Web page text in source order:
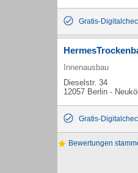
Gratis-
Innenausbau
Dieselstr. 34
12057 Berlin -
Gratis-
Bewertungen